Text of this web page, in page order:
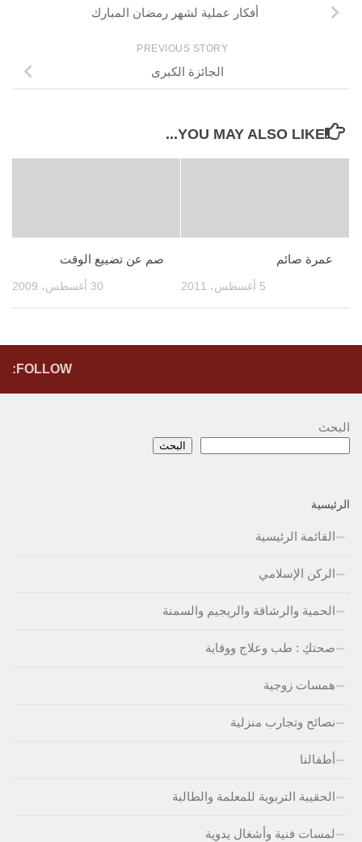
أفكار عملية لشهر رمضان المبارك
PREVIOUS STORY
الجائزة الكبرى
YOU MAY ALSO LIKE...
صم عن تضييع الوقت
30 أغسطس، 2009
عمرة صائم
5 أغسطس، 2011
FOLLOW:
البحث
البحث
الرئيسية
القائمة الرئيسية
الركن الإسلامي
الحمية والرشاقة والريجيم والسمنة
صحتكِ : طب وعلاج ووقاية
همسات زوجية
نصائح وتجارب منزلية
أطفالنا
الحقيبة التربوية للمعلمة والطالبة
لمسات فنية وأشغال يدوية